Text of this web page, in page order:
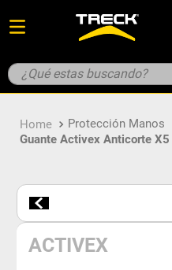
¿Qué estas buscando?
Protección Manos
Guante Activex Anticorte X5
ACTIVEX
1.